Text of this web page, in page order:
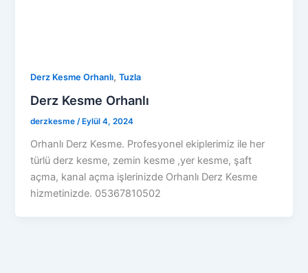
Derz Kesme Orhanlı,Tuzla
Derz Kesme Orhanlı
derzkesme/ Eylül 4, 2024
Orhanlı Derz Kesme. Profesyonel ekiplerimiz ile her
türlü derz kesme, zemin kesme ,yer kesme, şaft
açma, kanal açma işlerinizde Orhanlı Derz Kesme
hizmetinizde. 05367810502